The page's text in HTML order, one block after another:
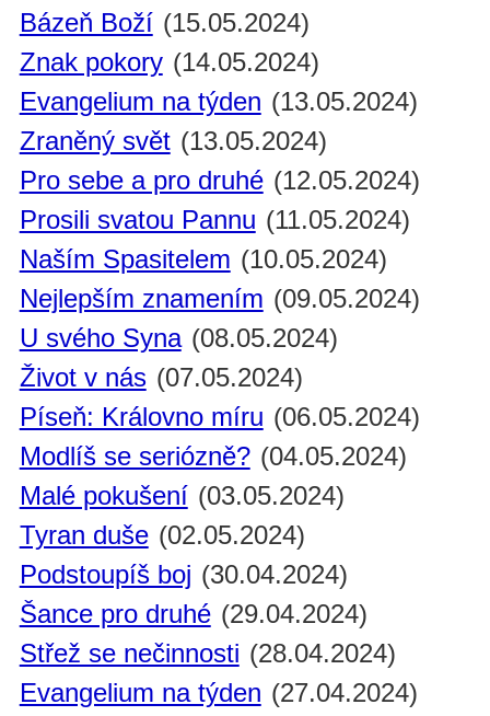
Bázeň Boží (15.05.2024)
Znak pokory (14.05.2024)
Evangelium na týden (13.05.2024)
Zraněný svět (13.05.2024)
Pro sebe a pro druhé (12.05.2024)
Prosili svatou Pannu (11.05.2024)
Naším Spasitelem (10.05.2024)
Nejlepším znamením (09.05.2024)
U svého Syna (08.05.2024)
Život v nás (07.05.2024)
Píseň: Královno míru (06.05.2024)
Modlíš se seriózně? (04.05.2024)
Malé pokušení (03.05.2024)
Tyran duše (02.05.2024)
Podstoupíš boj (30.04.2024)
Šance pro druhé (29.04.2024)
Střež se nečinnosti (28.04.2024)
Evangelium na týden (27.04.2024)